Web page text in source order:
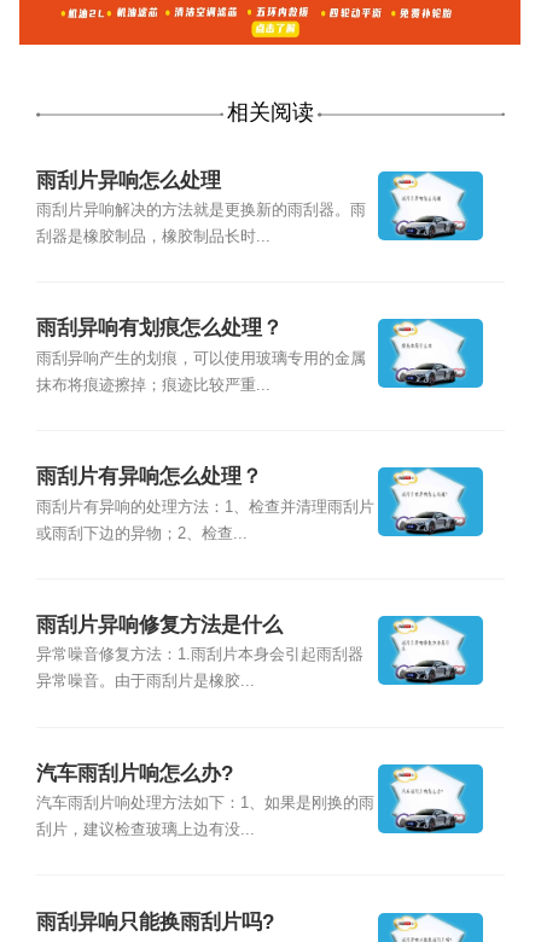
相关阅读
雨刮片异响怎么处理
雨刮片异响解决的方法就是更换新的雨刮器。雨
刮器是橡胶制品，橡胶制品长时...
雨刮异响有划痕怎么处理？
雨刮异响产生的划痕，可以使用玻璃专用的金属
抹布将痕迹擦掉；痕迹比较严重...
雨刮片有异响怎么处理？
雨刮片有异响的处理方法：1、检查并清理雨刮片
或雨刮下边的异物；2、检查...
雨刮片异响修复方法是什么
异常噪音修复方法：1.雨刮片本身会引起雨刮器
异常噪音。由于雨刮片是橡胶...
汽车雨刮片响怎么办?
汽车雨刮片响处理方法如下：1、如果是刚换的雨
刮片，建议检查玻璃上边有没...
雨刮异响只能换雨刮片吗?